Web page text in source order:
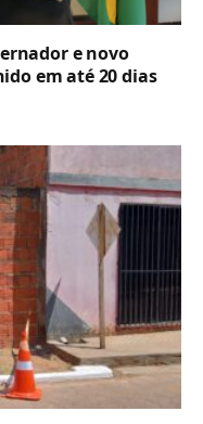
e novo
em até 20 dias